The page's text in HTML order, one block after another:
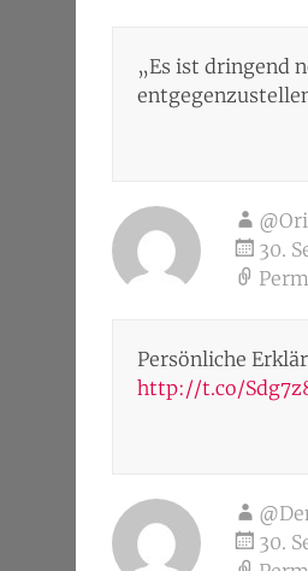
„Es ist dringend
30.
Persönliche
http://t.co/
30.